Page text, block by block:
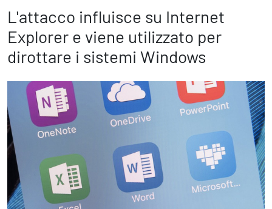
231 Gestione Rischi
Future
Innovazione
Sostenibilità
Collaborative Design
Social Impacts
Europe
Digital
Modern Infrastructure
L'attacco influisce su Internet
Explorer e viene utilizzato per
dirottare i sistemi Windows